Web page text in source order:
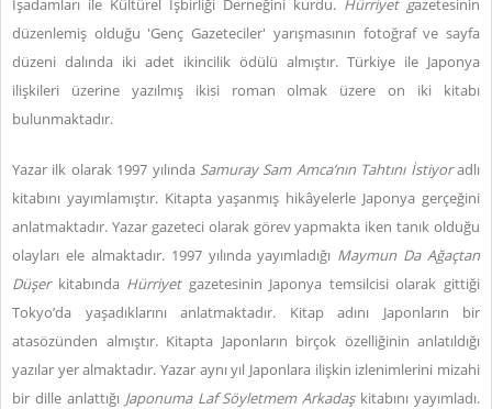
İşadamları ile Kültürel İşbirliği Derneğini kurdu. Hürriyet gazetesinin
düzenlemiş olduğu 'Genç Gazeteciler' yarışmasının fotoğraf ve sayfa
düzeni dalında iki adet ikincilik ödülü almıştır. Türkiye ile Japonya
ilişkileri üzerine yazılmış ikisi roman olmak üzere on iki kitabı
bulunmaktadır.
Yazar ilk olarak 1997 yılında Samuray Sam Amca’nın Tahtını İstiyoradlı
kitabını yayımlamıştır. Kitapta yaşanmış hikâyelerle Japonya gerçeğini
anlatmaktadır. Yazar gazeteci olarak görev yapmakta iken tanık olduğu
olayları ele almaktadır. 1997 yılında yayımladığı Maymun Da Ağaçtan
Düşerkitabında Hürriyetgazetesinin Japonya temsilcisi olarak gittiği
Tokyo’da yaşadıklarını anlatmaktadır. Kitap adını Japonların bir
atasözünden almıştır. Kitapta Japonların birçok özelliğinin anlatıldığı
yazılar yer almaktadır. Yazar aynı yıl Japonlara ilişkin izlenimlerini mizahi
bir dille anlattığı Japonuma Laf Söyletmem Arkadaşkitabını yayımladı.